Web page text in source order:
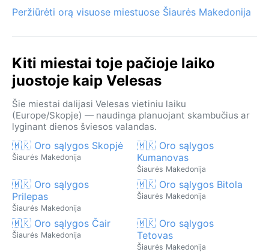
Peržiūrėti orą visuose miestuose Šiaurės Makedonija
Kiti miestai toje pačioje laiko
juostoje kaip Velesas
Šie miestai dalijasi Velesas vietiniu laiku
(Europe/Skopje) — naudinga planuojant skambučius ar
lyginant dienos šviesos valandas.
🇲🇰 Oro sąlygos Skopjė
Šiaurės Makedonija
🇲🇰 Oro sąlygos
Kumanovas
Šiaurės Makedonija
🇲🇰 Oro sąlygos
Prilepas
Šiaurės Makedonija
🇲🇰 Oro sąlygos Bitola
Šiaurės Makedonija
🇲🇰 Oro sąlygos Čair
Šiaurės Makedonija
🇲🇰 Oro sąlygos
Tetovas
Šiaurės Makedonija